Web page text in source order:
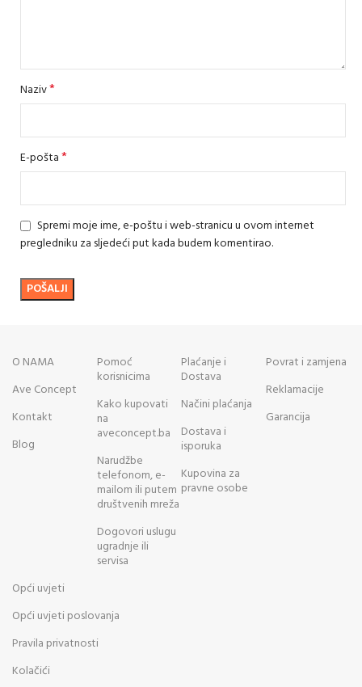
Naziv*
E-pošta*
Spremi moje ime, e-poštu i web-stranicu u ovom internet
pregledniku za sljedeći put kada budem komentirao.
O NAMA
Ave Concept
Kontakt
Blog
Pomoć
korisnicima
Kako kupovati
na
aveconcept.ba
Narudžbe
telefonom, e-
mailom ili putem
društvenih mreža
Dogovori uslugu
ugradnje ili
servisa
Plaćanje i
Dostava
Načini plaćanja
Dostava i
isporuka
Kupovina za
pravne osobe
Povrat i zamjena
Reklamacije
Garancija
Opći uvjeti
Opći uvjeti poslovanja
Pravila privatnosti
Kolačići